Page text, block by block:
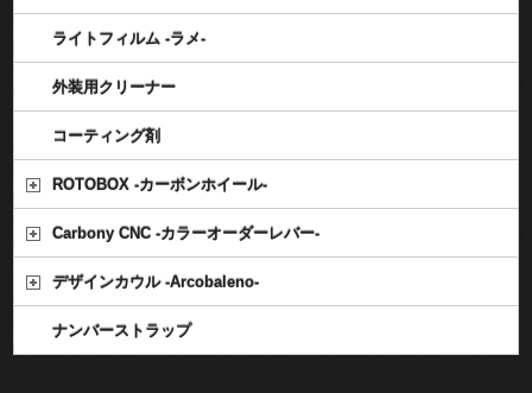
ライトフィルム -ラメ-
外装用クリーナー
コーティング剤
ROTOBOX -カーボンホイール-
Carbony CNC -カラーオーダーレバー-
デザインカウル -Arcobaleno-
ナンバーストラップ